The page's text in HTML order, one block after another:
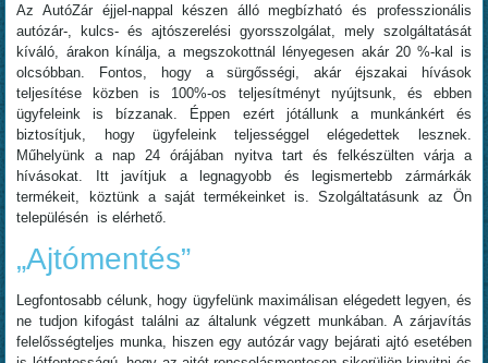
Az AutóZár éjjel-nappal készen álló megbízható és professzionális
autózár-, kulcs- és ajtószerelési gyorsszolgálat, mely szolgáltatását
kíváló, árakon kínálja, a megszokottnál lényegesen akár 20 %-kal is
olcsóbban. Fontos, hogy a sürgősségi, akár éjszakai hívások
teljesítése közben is 100%-os teljesítményt nyújtsunk, és ebben
ügyfeleink is bízzanak. Éppen ezért jótállunk a munkánkért és
biztosítjuk, hogy ügyfeleink teljességgel elégedettek lesznek.
Műhelyünk a nap 24 órájában nyitva tart és felkészülten várja a
hívásokat. Itt javítjuk a legnagyobb és legismertebb zármárkák
termékeit, köztünk a saját termékeinket is. Szolgáltatásunk az Ön
településén is elérhető.
„Ajtómentés”
Legfontosabb célunk, hogy ügyfelünk maximálisan elégedett legyen, és
ne tudjon kifogást találni az általunk végzett munkában. A zárjavítás
felelősségteljes munka, hiszen egy autózár vagy bejárati ajtó esetében